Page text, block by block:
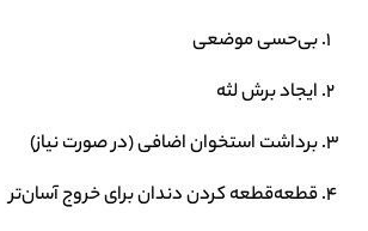
بی‌حسی موضعی
ایجاد برش لثه
برداشت استخوان اضافی (در صورت نیاز)
قطعه‌قطعه کردن دندان برای خروج آسان‌تر